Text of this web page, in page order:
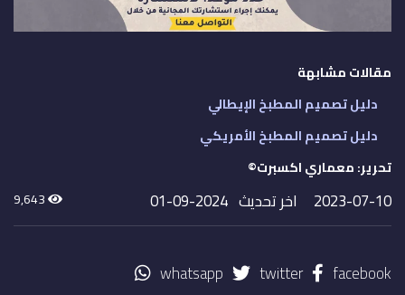
مقالات مشابهة
دليل تصميم المطبخ الإيطالي
دليل تصميم المطبخ الأمريكي
تحرير: معماري اكسبرت©
2023-07-10 اخر تحديث 2024-09-01
facebook
twitter
whatsapp